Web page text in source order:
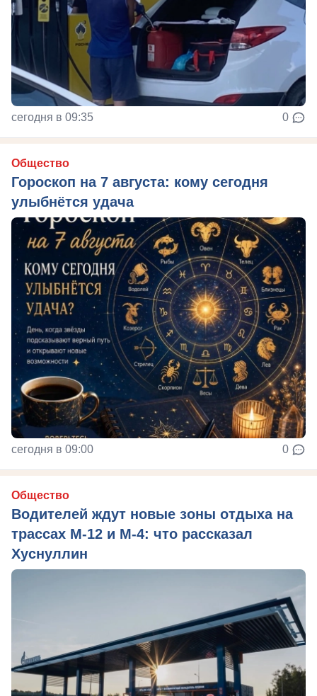
сегодня в 09:35 0
Общество
Гороскоп на 7 августа: кому сегодня
улыбнётся удача
сегодня в 09:00 0
Общество
Водителей ждут новые зоны отдыха на
трассах М-12 и М-4: что рассказал
Хуснуллин